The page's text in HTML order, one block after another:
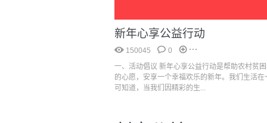
新年心享公益行动
150045
0
一、活动倡议 新年心享公益行动是帮助农村贫
的心愿，安享一个幸福欢乐的新年。我们生活
可知道，当我们因精彩的生...